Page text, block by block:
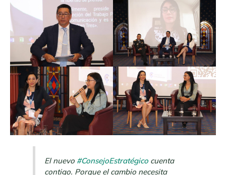
El nuevo #ConsejoEstratégico cuenta
contigo. Porque el cambio necesita